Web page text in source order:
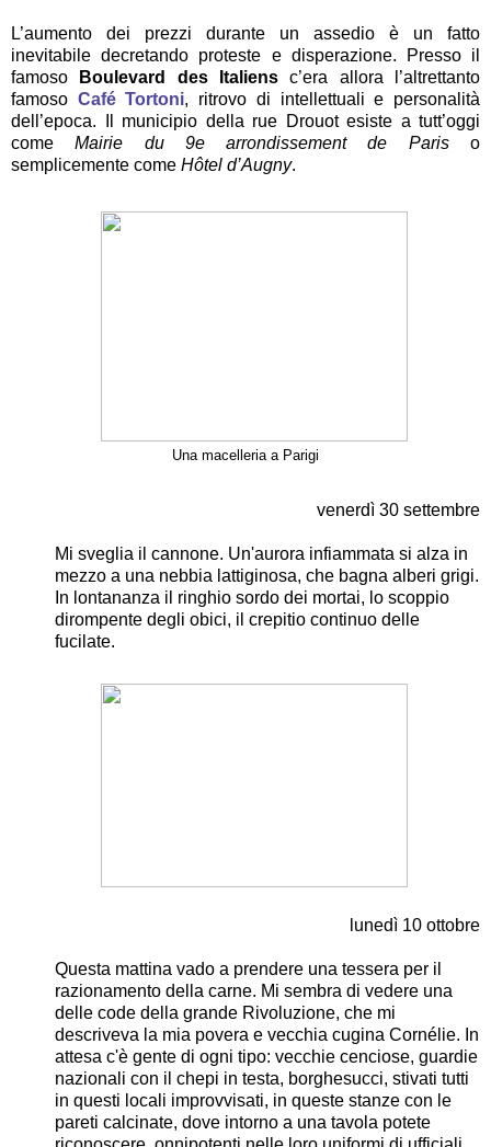
L’aumento dei prezzi durante un assedio è un fatto
inevitabile decretando proteste e disperazione. Presso il
famoso
Boulevard des Italiens c’era allora l’altrettanto
famoso Café Tortoni, ritrovo di intellettuali e personalità
dell’epoca. Il municipio della rue Drouot esiste a tutt’oggi
comeMairie du 9e arrondissement de Pariso
semplicemente come Hôtel d’Augny.
Una macelleria a Parigi
venerdì 30 settembre
Mi sveglia il cannone. Un'aurora infiammata si alza in
mezzo a una nebbia lattiginosa, che bagna alberi grigi.
In lontananza il ringhio sordo dei mortai, lo scoppio
dirompente degli obici, il crepitio continuo delle
fucilate.
lunedì 10 ottobre
Questa mattina vado a prendere una tessera per il
razionamento della carne. Mi sembra di vedere una
delle code della grande Rivoluzione, che mi
descriveva la mia povera e vecchia cugina Cornélie. In
attesa c'è gente di ogni tipo: vecchie cenciose, guardie
nazionali con il chepi in testa, borghesucci, stivati tutti
in questi locali improvvisati, in queste stanze con le
pareti calcinate, dove intorno a una tavola potete